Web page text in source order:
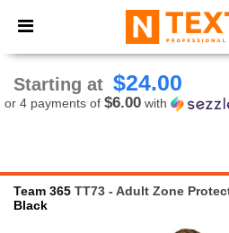
× Ntextil App
Better prices on app!
Starting at $24.00
or 4 payments of $6.00 with
Team 365 TT73 - Adult Zone
Black